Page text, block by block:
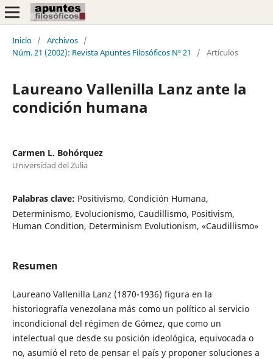
Inicio / Archivos /
Núm. 21 (2002): Revista Apuntes Filosóficos Nº 21
/ Artículos
Laureano Vallenilla Lanz ante la
condición humana
Carmen L. Bohórquez
Universidad del Zulia
Palabras clave: Positivismo, Condición Humana,
Determinismo, Evolucionismo, Caudillismo, Positivism,
Human Condition, Determinism Evolutionism, «Caudillismo»
Resumen
Laureano Vallenilla Lanz (1870-1936) figura en la
historiografía venezolana más como un político al servicio
incondicional del régimen de Gómez, que como un
intelectual que desde su posición ideológica, equivocada o
no, asumió el reto de pensar el país y proponer soluciones a